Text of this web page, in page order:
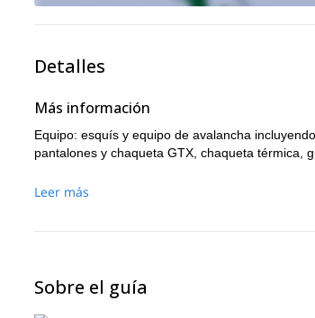
Detalles
Más información
Equipo: esquís y equipo de avalancha
pantalones y chaqueta GTX, chaqueta térmica,
Leer más
Sobre el guía